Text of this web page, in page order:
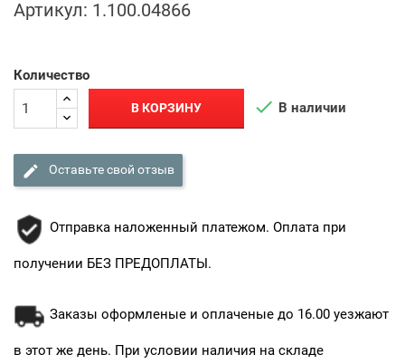
Артикул: 1.100.04866
Количество
В КОРЗИНУ  В наличии
Оставьте свой отзыв
Отправка наложенный платежом. Оплата при
получении БЕЗ ПРЕДОПЛАТЫ.
Заказы оформленые и оплаченые до 16.00 уезжают
в этот же день. При условии наличия на складе